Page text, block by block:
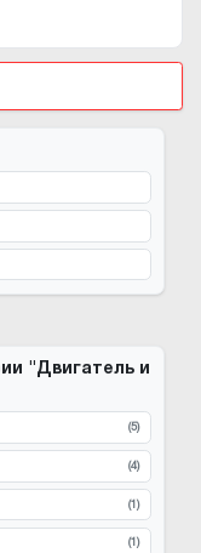
"Двигатель и
(5)
(4)
(1)
(1)